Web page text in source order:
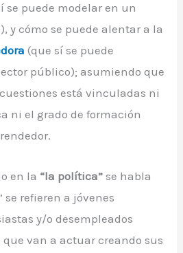
se puede modelar en un
y cómo se puede alentar a la
(que sí se puede
público); asumiendo que
está vinculadas ni
ni el grado de formación
en la “la política” se habla
se refieren a jóvenes
y/o desempleados
que van a actuar creando sus